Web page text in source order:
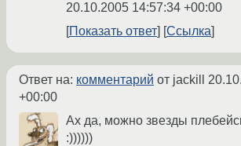
20.10.2005 14:57:34 +00:00
Показать ответ
Ссылка
Ответ на: комментарий от jackill
+00:00
Ах да, можно звезды
:))))))